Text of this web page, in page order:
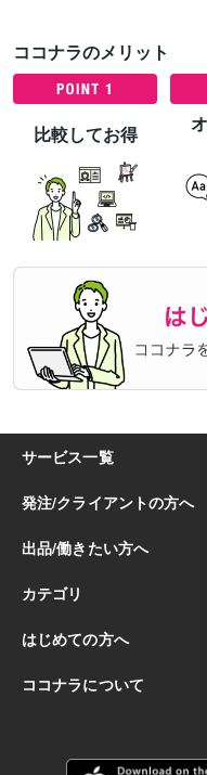
ココナラのメリット
比較してお得